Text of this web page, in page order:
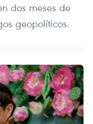
dos meses de
geopolíticos.